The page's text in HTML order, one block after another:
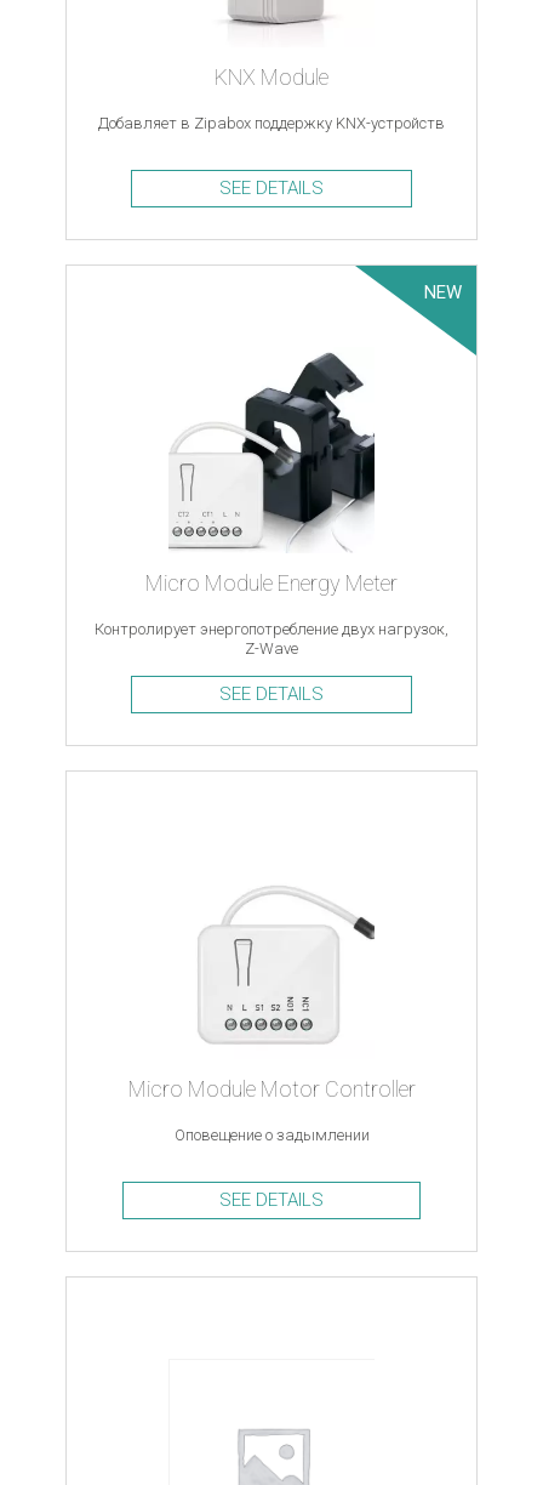
KNX Module
Добавляет в Zipabox поддержку KNX-устройств
SEE DETAILS
Micro Module Energy Meter
NEW
Контролирует энергопотребление двух нагрузок,
Z-Wave
SEE DETAILS
Micro Module Motor Controller
Оповещение о задымлении
SEE DETAILS